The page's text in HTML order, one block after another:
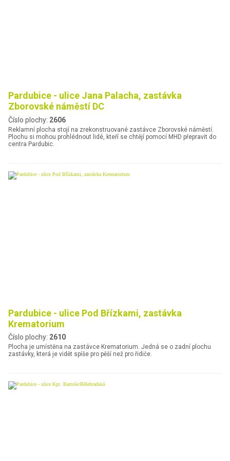
Pardubice - ulice Jana Palacha, zastávka
Zborovské náměstí DC
Číslo plochy: 2606
Reklamní plocha stojí na zrekonstruované zastávce Zborovské náměstí.
Plochu si mohou prohlédnout lidé, kteří se chtějí pomocí MHD přepravit do
centra Pardubic.
Pardubice - ulice Pod Břízkami, zastávka
Krematorium
Číslo plochy: 2610
Plocha je umístěna na zastávce Krematorium. Jedná se o zadní plochu
zastávky, která je vidět spíše pro pěší než pro řidiče.